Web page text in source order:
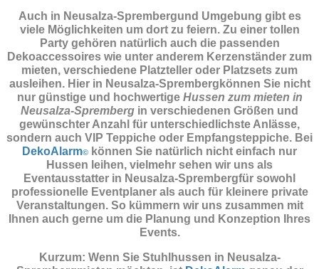
Auch in Neusalza-Sprembergund Umgebung gibt es
viele Möglichkeiten um dort zu feiern. Zu einer tollen
Party gehören natürlich auch die passenden
Dekoaccessoires wie unter anderem Kerzenständer zum
mieten, verschiedene Platzteller oder Platzsets zum
ausleihen. Hier in Neusalza-Sprembergkönnen Sie nicht
nur günstige und hochwertige Hussen zum mieten in
Neusalza-Spremberg in verschiedenen Größen und
gewünschter Anzahl für unterschiedlichste Anlässe,
sondern auch VIP Teppiche oder Empfangsteppiche. Bei
DekoAlarm© können Sie natürlich nicht einfach nur
Hussen leihen, vielmehr sehen wir uns als
Eventausstatter in Neusalza-Sprembergfür sowohl
professionelle Eventplaner als auch für kleinere private
Veranstaltungen. So kümmern wir uns zusammen mit
Ihnen auch gerne um die Planung und Konzeption Ihres
Events.
Kurzum: Wenn Sie Stuhlhussen in Neusalza-